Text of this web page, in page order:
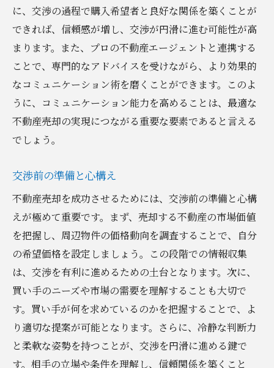
競合物件との比較と優位性
プロの視点で見る不動産売却の戦略
エキスパートによる市場分析
プロの仲介業者との連携の利点
専門的視点からの売却計画
成功するための具体的な交渉テクニック
状況に応じた柔軟なテクニック
クロージング技術の習得
説得力を高めるプレゼン術
合意形成を助ける心理戦略
最適な交渉タイミングの見極め
交渉後のフォローアップの重要性
不動産市場の動向を活用する方法
市場トレンドの把握法
地域特性を活かした売却方法
に、交渉の過程で購入希望者と良好な関係を築くことが
できれば、信頼感が増し、交渉が円滑に進む可能性が高
まります。また、プロの不動産エージェントと連携する
ことで、専門的なアドバイスを受けながら、より効果的
なコミュニケーション術を磨くことができます。このよ
うに、コミュニケーション能力を高めることは、最適な
不動産売却の実現につながる重要な要素であると言える
でしょう。
交渉前の準備と心構え
不動産売却を成功させるためには、交渉前の準備と心構
えが極めて重要です。まず、売却する不動産の市場価値
を把握し、周辺物件の価格動向を調査することで、自分
の希望価格を設定しましょう。この段階での情報収集
は、交渉を有利に進めるための土台となります。次に、
買い手のニーズや市場の需要を理解することも大切で
す。買い手が何を求めているのかを把握することで、よ
り適切な提案が可能となります。さらに、冷静な判断力
と柔軟な姿勢を持つことが、交渉を円滑に進める鍵で
す。相手の立場や条件を理解し、信頼関係を築くこと